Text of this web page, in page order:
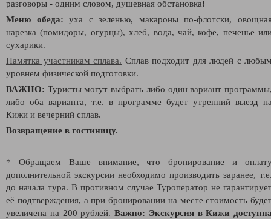
разговоры - одним словом, душевная обстановка!
Меню обеда: уха с зеленью, макароны по-флотски,
нарезка (помидоры, огурцы), хлеб, вода, чай, кофе, печенье
сухарики.
Памятка участникам сплава. Сплав подходит для людей с
уровнем физической подготовки.
ВАЖНО: Туристы могут выбрать либо один вариант
либо оба варианта, т.е. в программе будет утренний выезд
Кижи и вечерний сплав.
Возвращение в гостиницу.
* Обращаем Ваше внимание, что бронирование и
дополнительной экскурсии необходимо производить заранее,
до начала тура. В противном случае Туроператор не
её подтверждения, а при бронировании на месте стоимость
увеличена на 200 рублей. Важно: Экскурсия в Кижи